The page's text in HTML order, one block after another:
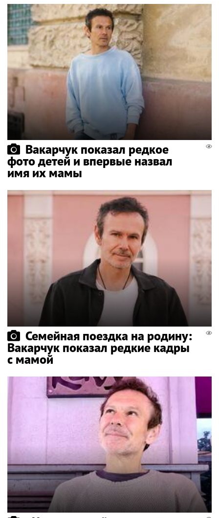
Вакарчук показал редкое
фото детей и впервые назвал
имя их мамы
Семейная поездка на родину:
Вакарчук показал редкие кадры
с мамой